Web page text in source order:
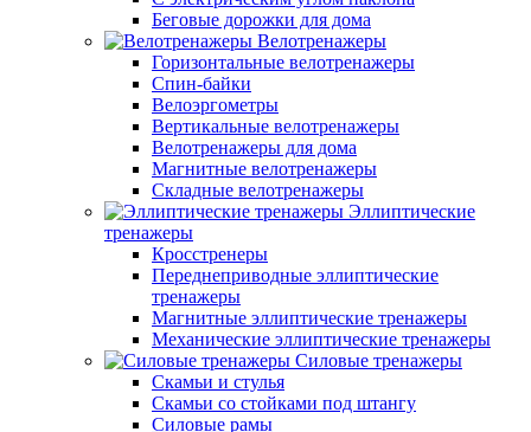
Беговые дорожки для дома
Велотренажеры
Горизонтальные велотренажеры
Спин-байки
Велоэргометры
Вертикальные велотренажеры
Велотренажеры для дома
Магнитные велотренажеры
Складные велотренажеры
Эллиптические
тренажеры
Кросстренеры
Переднеприводные эллиптические
тренажеры
Магнитные эллиптические тренажеры
Механические эллиптические тренажеры
Силовые тренажеры
Скамьи и стулья
Скамьи со стойками под штангу
Силовые рамы